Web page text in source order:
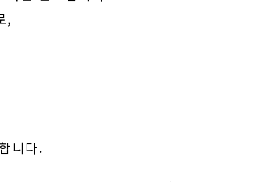
,
니다.